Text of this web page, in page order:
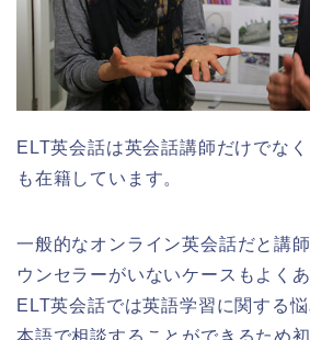
ELT英会話は英会話講師だけでな
も在籍しています。
一般的なオンライン英会話だと講
ウンセラーがいないケースもよく
ELT英会話では英語学習に関する
本語で相談することができるため